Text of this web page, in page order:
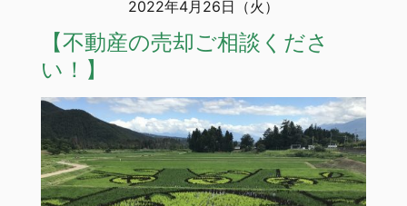
2022年4月26日（火）
【不動産の売却ご相談くださ
い！】